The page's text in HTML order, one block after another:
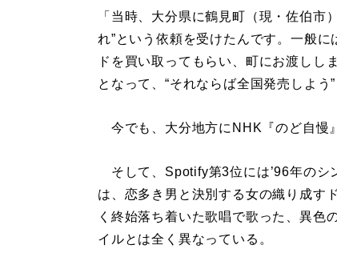
「当時、大分県に鶴見町（現・佐伯市
れ”という依頼を受けたんです。一般
ドを買い取ってもらい、町にお渡しし
となって、“それならば全国発売しよう
今でも、大分地方にNHK『のど自慢
そして、Spotify第3位には’96年のシ
は、恋多き男と決別する女の織り成す
く終始落ち着いた歌唱で歌った、異色
イルとは全く異なっている。